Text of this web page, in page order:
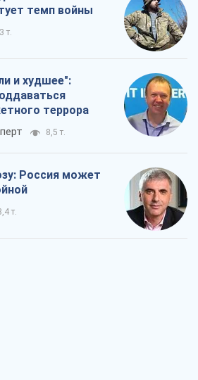
темп войны
т.
и худшее":
террора
8,5 т.
Россия может
т.